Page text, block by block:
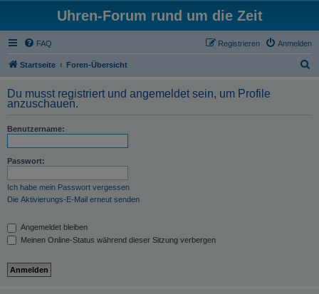
Uhren-Forum rund um die Zeit
FAQ Anmelden
Registrieren
Startseite Foren-Übersicht
Du musst registriert und angemeldet sein, um Profile
anzuschauen.
Benutzername:
Passwort:
Ich habe mein Passwort vergessen
Die Aktivierungs-E-Mail erneut senden
Angemeldet bleiben
Meinen Online-Status während dieser Sitzung verbergen